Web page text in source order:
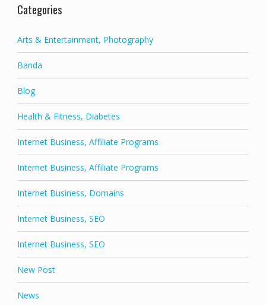
Categories
Arts & Entertainment, Photography
Banda
Blog
Health & Fitness, Diabetes
Internet Business, Affiliate Programs
Internet Business, Affiliate Programs
Internet Business, Domains
Internet Business, SEO
Internet Business, SEO
New Post
News